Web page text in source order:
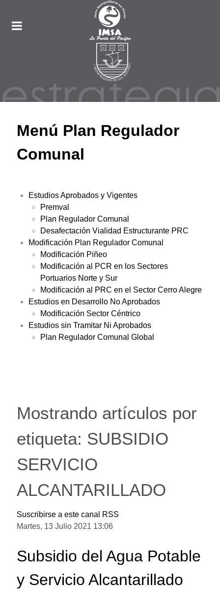
Menú Plan Regulador
Comunal
Estudios Aprobados y Vigentes
Premval
Plan Regulador Comunal
Desafectación Vialidad Estructurante PRC
Modificación Plan Regulador Comunal
Modificación Piñeo
Modificación al PCR en los Sectores
Portuarios Norte y Sur
Modificación al PRC en el Sector Cerro Alegre
Estudios en Desarrollo No Aprobados
Modificación Sector Céntrico
Estudios sin Tramitar Ni Aprobados
Plan Regulador Comunal Global
Mostrando artículos por
etiqueta: SUBSIDIO
SERVICIO
ALCANTARILLADO
Suscribirse a este canal RSS
Martes, 13 Julio 2021 13:06
Subsidio del Agua Potable
y Servicio Alcantarillado